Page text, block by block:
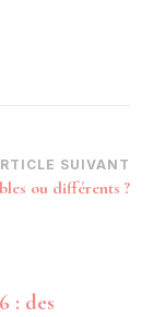
SUIVANT
ou différents ?
: des